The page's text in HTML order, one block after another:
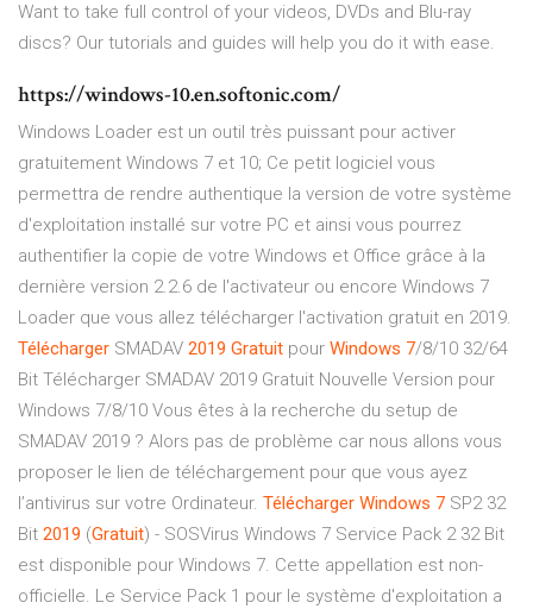
Want to take full control of your videos, DVDs and Blu-ray
discs? Our tutorials and guides will help you do it with ease.
https://windows-10.en.softonic.com/
Windows Loader est un outil très puissant pour activer
gratuitement Windows 7 et 10; Ce petit logiciel vous
permettra de rendre authentique la version de votre système
d'exploitation installé sur votre PC et ainsi vous pourrez
authentifier la copie de votre Windows et Office grâce à la
dernière version 2.2.6 de l'activateur ou encore Windows 7
Loader que vous allez télécharger l'activation gratuit en 2019.
Télécharger SMADAV 2019 Gratuit pour Windows 7/8/10 32/64
Bit Télécharger SMADAV 2019 Gratuit Nouvelle Version pour
Windows 7/8/10 Vous êtes à la recherche du setup de
SMADAV 2019 ? Alors pas de problème car nous allons vous
proposer le lien de téléchargement pour que vous ayez
l’antivirus sur votre Ordinateur. Télécharger Windows 7 SP2 32
Bit 2019 (Gratuit) - SOSVirus Windows 7 Service Pack 2 32 Bit
est disponible pour Windows 7. Cette appellation est non-
officielle. Le Service Pack 1 pour le système d'exploitation a